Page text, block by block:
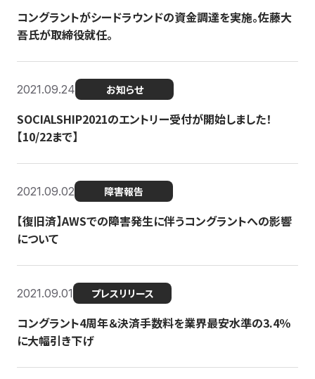
コングラントがシードラウンドの資金調達を実施。佐藤大
吾氏が取締役就任。
2021.09.24 お知らせ
SOCIALSHIP2021のエントリー受付が開始しました！
【10/22まで】
2021.09.02 障害報告
【復旧済】AWSでの障害発生に伴うコングラントへの影響
について
2021.09.01 プレスリリース
コングラント4周年＆決済手数料を業界最安水準の3.4％
に大幅引き下げ